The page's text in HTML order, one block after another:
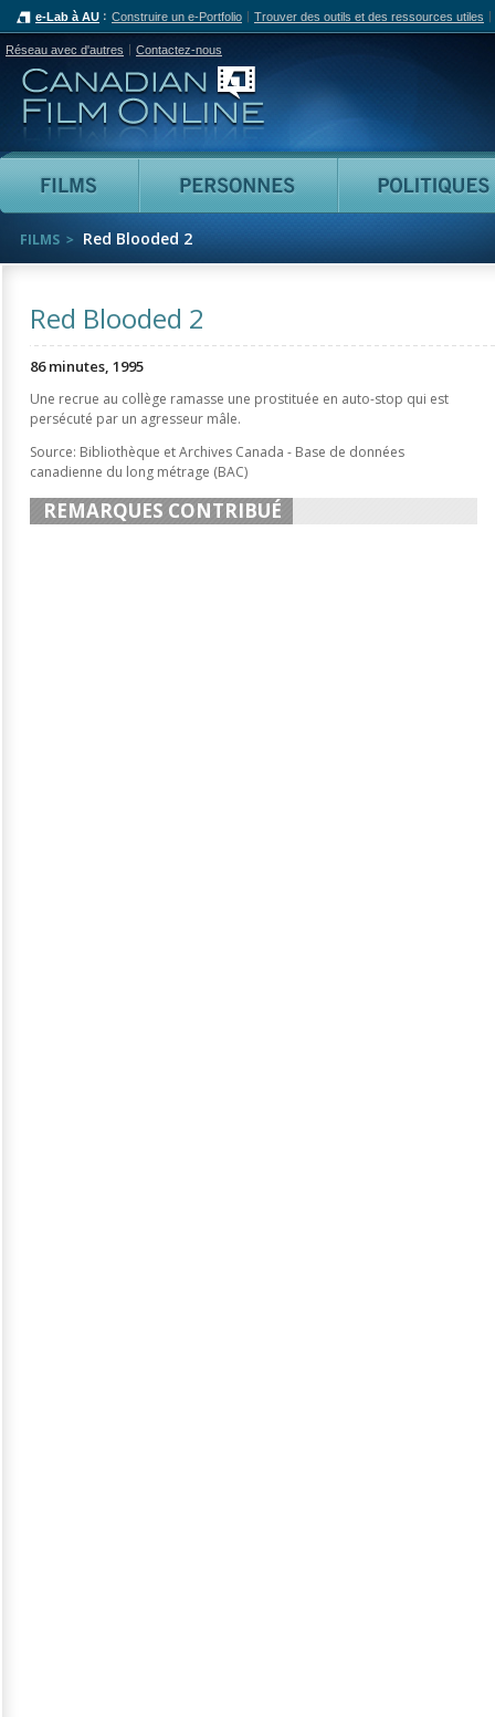
e-Lab à AU Construire un e-Portfolio Trouver des outils et des ressources utiles
Réseau avec d'autres Contactez-nous
Canadian Film Online
Films Personnes
FILMS Red Blooded 2
Red Blooded 2
86 minutes, 1995
Une recrue au collège ramasse une prostituée en auto-stop qui est
persécuté par un agresseur mâle.
Source: Bibliothèque et Archives Canada - Base de données
canadienne du long métrage (BAC)
REMARQUES CONTRIBUÉ